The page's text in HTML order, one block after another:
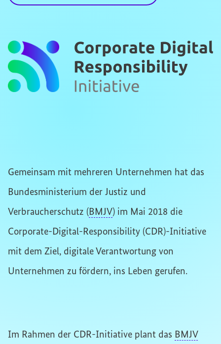
Gemeinsam mit mehreren Unternehmen hat das
Bundesministerium der Justiz und
Verbraucherschutz (BMJV) im Mai 2018 die
Corporate-Digital-Responsibility (CDR)-Initiative
mit dem Ziel, digitale Verantwortung von
Unternehmen zu fördern, ins Leben gerufen.
Im Rahmen der CDR-Initiative plant das BMJV